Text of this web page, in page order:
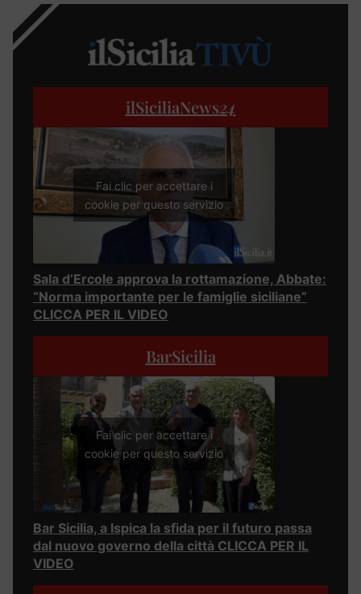
ilSiciliaNews24
Fai clic per accettare i
cookie per questo servizio
Sala d’Ercole approva la rottamazione, Abbate:
“Norma importante per le famiglie siciliane”
CLICCA PER IL VIDEO
BarSicilia
Fai clic per accettare i
cookie per questo servizio
Bar Sicilia, a Ispica la sfida per il futuro passa
dal nuovo governo della città CLICCA PER IL
VIDEO